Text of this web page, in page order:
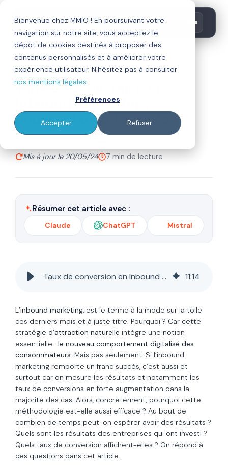
Bienvenue chez MMIO ! En poursuivant votre
navigation sur notre site, vous acceptez le
dépôt de cookies destinés à proposer des
contenus personnalisés et à améliorer votre
expérience utilisateur. N'hésitez pas à consulter
nos mentions légales
Préférences
Accepter Refuser
inbound marketing
Taux de conversion en
Inbound Marketing :
pourquoi un tel succès ?
Mis à jour le 20/05/24
7 min de lecture
Résumer cet article avec :
Claude ChatGPT Mistral
Taux de conversion en Inbound Marketing : pourquoi un tel succès ? 11:14
L’inbound marketing, est le terme à la mode sur la toile
ces derniers mois et à juste titre. Pourquoi ? Car cette
stratégie d’attraction naturelle intègre une notion
essentielle : le nouveau comportement digitalisé des
consommateurs. Mais pas seulement. Si l’inbound
marketing remporte un franc succès, c’est aussi et
surtout car on mesure les résultats et notamment les
taux de conversions en forte augmentation dans la
majorité des cas. Alors, concrètement, pourquoi cette
méthodologie est-elle aussi efficace ? Au bout de
combien de temps peut-on espérer avoir des résultats ?
Quels sont les résultats des entreprises qui ont investi ?
Quels taux de conversion affichent-elles ? On répond à
ces questions dans cet article.